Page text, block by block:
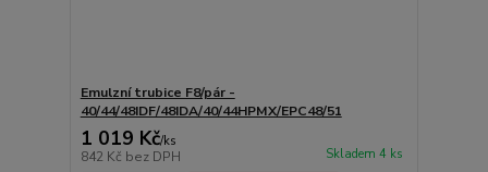
Emulzní trubice F8/pár -
40/44/48IDF/48IDA/40/44HPMX/EPC48/51
1 019 Kč/ks
842 Kč bez DPH Skladem 4 ks